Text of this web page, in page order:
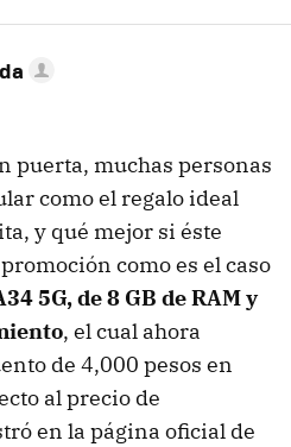
puerta, muchas personas
como el regalo ideal
y qué mejor si éste
como es el caso
5G, de 8 GB de RAM y
, el cual ahora
de 4,000 pesos en
al precio de
en la página oficial de